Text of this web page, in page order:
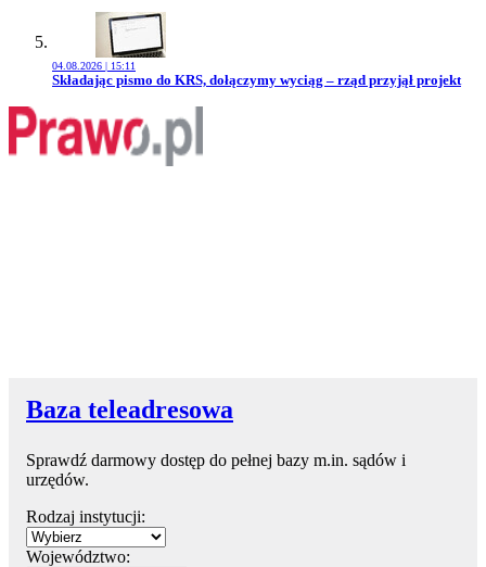
04.08.2026 | 15:11
Przejdź do artykułu:
Składając pismo do KRS, dołączymy wyciąg – rząd przyjął projekt
Baza teleadresowa
Sprawdź darmowy dostęp do pełnej bazy m.in. sądów i
urzędów.
Rodzaj instytucji:
Województwo: